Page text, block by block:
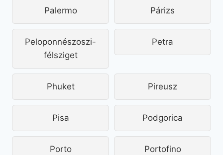
Palermo Párizs
Peloponnészoszi-
félsziget
Petra
Phuket Pireusz
Pisa Podgorica
Porto Portofino